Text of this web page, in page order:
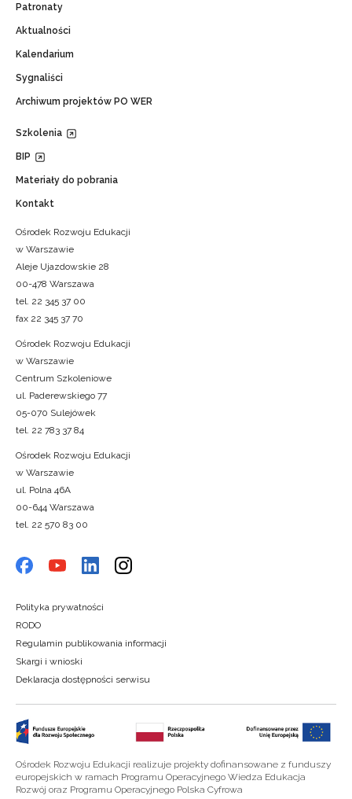
Patronaty
Aktualności
Kalendarium
Sygnaliści
Archiwum projektów PO WER
Szkolenia
BIP
Materiały do pobrania
Kontakt
Ośrodek Rozwoju Edukacji
w Warszawie
Aleje Ujazdowskie 28
00-478 Warszawa
tel. 22 345 37 00
fax 22 345 37 70
Ośrodek Rozwoju Edukacji
w Warszawie
Centrum Szkoleniowe
ul. Paderewskiego 77
05-070 Sulejówek
tel. 22 783 37 84
Ośrodek Rozwoju Edukacji
w Warszawie
ul. Polna 46A
00-644 Warszawa
tel. 22 570 83 00
Polityka prywatności
RODO
Regulamin publikowania informacji
Skargi i wnioski
Deklaracja dostępności serwisu
Ośrodek Rozwoju Edukacji realizuje projekty dofinansowane z funduszy
europejskich w ramach Programu Operacyjnego Wiedza Edukacja
Rozwój oraz Programu Operacyjnego Polska Cyfrowa